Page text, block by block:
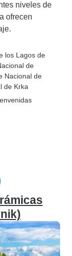
niveles de
ofrecen
los Lagos de
de
Nacional de
de Krka